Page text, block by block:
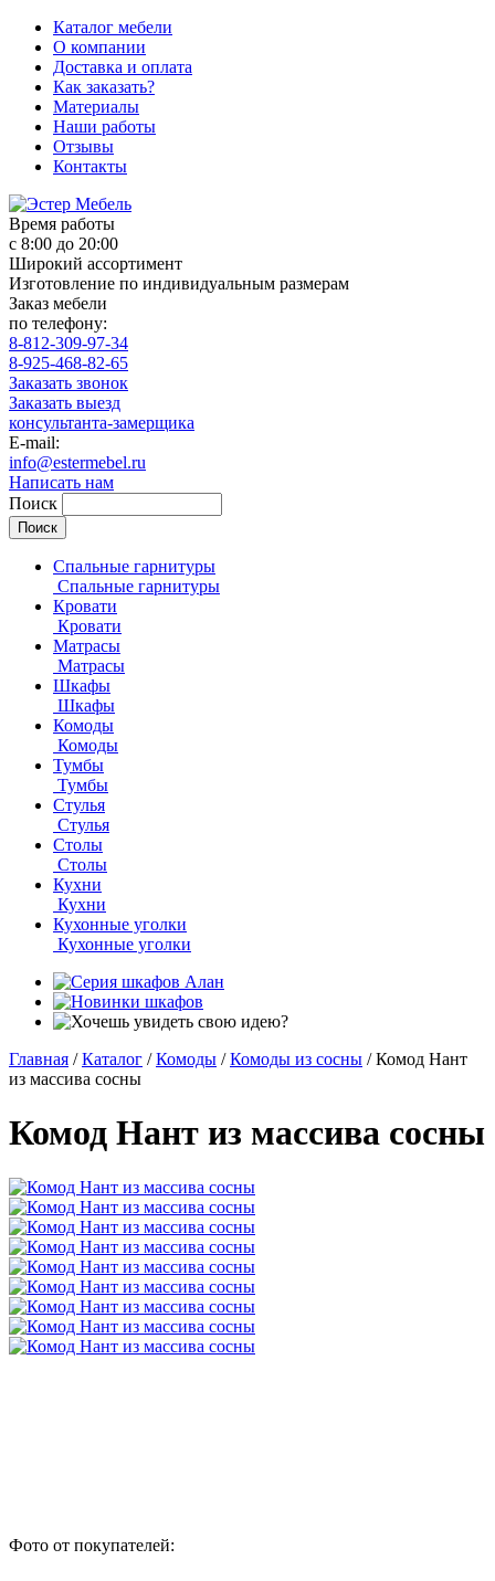
Каталог мебели
О компании
Доставка и оплата
Как заказать?
Материалы
Наши работы
Отзывы
Контакты
Время работы
с 8:00 до 20:00
Широкий ассортимент
Изготовление по индивидуальным размерам
Заказ мебели
по телефону:
8-812-309-97-34
8-925-468-82-65
Заказать звонок
Заказать выезд
консультанта-замерщика
E-mail:
info@estermebel.ru
Написать нам
Поиск
Спальные гарнитуры
Спальные гарнитуры
Кровати
Кровати
Матрасы
Матрасы
Шкафы
Шкафы
Комоды
Комоды
Тумбы
Тумбы
Стулья
Стулья
Столы
Столы
Кухни
Кухни
Кухонные уголки
Кухонные уголки
Главная / Каталог / Комоды / Комоды из сосны / Комод Нант
из массива сосны
Комод Нант из массива сосны
Фото от покупателей: